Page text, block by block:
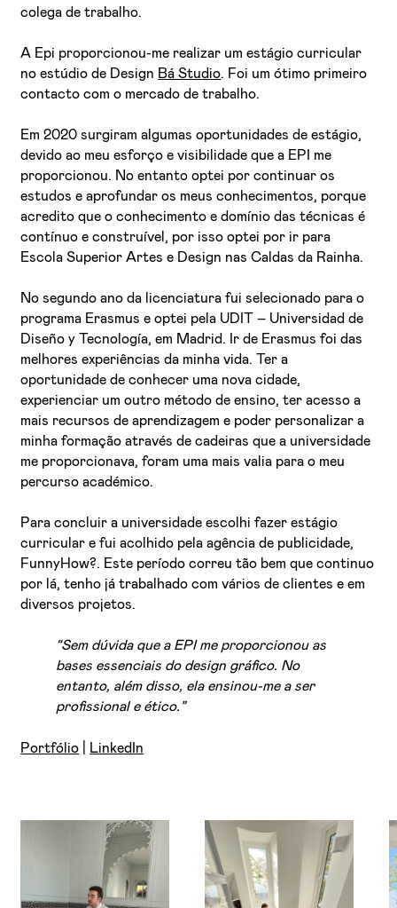
colega de trabalho.
A Epi proporcionou-me realizar um estágio curricular
no estúdio de Design Bá Studio. Foi um ótimo primeiro
contacto com o mercado de trabalho.
Em 2020 surgiram algumas oportunidades de estágio,
devido ao meu esforço e visibilidade que a EPI me
proporcionou. No entanto optei por continuar os
estudos e aprofundar os meus conhecimentos, porque
acredito que o conhecimento e domínio das técnicas é
contínuo e construível, por isso optei por ir para
Escola Superior Artes e Design nas Caldas da Rainha.
No segundo ano da licenciatura fui selecionado para o
programa Erasmus e optei pela UDIT – Universidad de
Diseño y Tecnología, em Madrid. Ir de Erasmus foi das
melhores experiências da minha vida. Ter a
oportunidade de conhecer uma nova cidade,
experienciar um outro método de ensino, ter acesso a
mais recursos de aprendizagem e poder personalizar a
minha formação através de cadeiras que a universidade
me proporcionava, foram uma mais valia para o meu
percurso académico.
Para concluir a universidade escolhi fazer estágio
curricular e fui acolhido pela agência de publicidade,
FunnyHow?. Este período correu tão bem que continuo
por lá, tenho já trabalhado com vários de clientes e em
diversos projetos.
“Sem dúvida que a EPI me proporcionou as
bases essenciais do design gráfico. No
entanto, além disso, ela ensinou-me a ser
profissional e ético.”
Portfólio LinkedIn